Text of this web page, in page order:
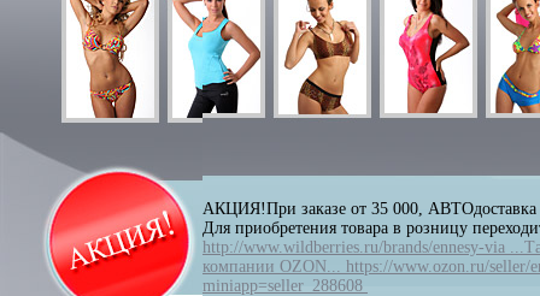
АКЦИЯ!При заказе от 35 000,
Для приобретения товара в розницу
http://www.wildberries.ru/brands/ennesy-via
компании OZON... https://www.ozon.ru/seller/
miniapp=seller_288608